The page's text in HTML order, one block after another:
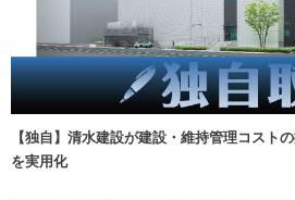
【独自】清水建設が建設・維持管理コスト
を実用化